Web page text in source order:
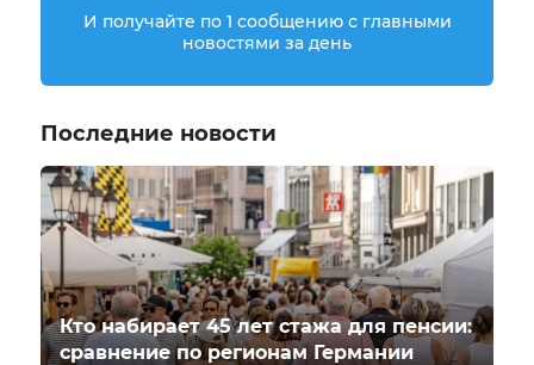
И получайте по 1 сообщению с главными
новостями за день
Последние новости
Кто набирает 45 лет стажа для пенсии:
сравнение по регионам Германии